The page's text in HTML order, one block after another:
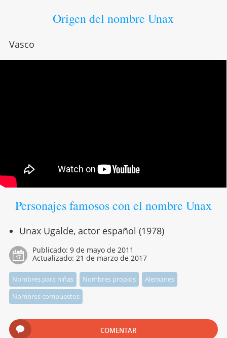
Origen del nombre Unax
Vasco
Personajes famosos con el nombre Unax
Unax Ugalde, actor español (1978)
Publicado: 9 de mayo de 2011
Actualizado: 21 de marzo de 2017
Nombres para niñas Nombres propios
Alemanes
Nombres compuestos
COMENTAR